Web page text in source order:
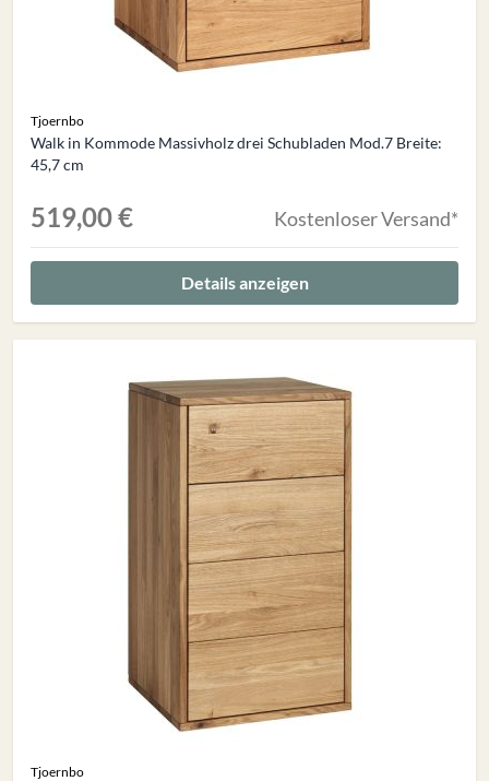
Tjoernbo
Walk in Kommode Massivholz drei Schubladen Mod.7 Breite:
45,7 cm
519,00 € Kostenloser Versand*
Details anzeigen
Tjoernbo